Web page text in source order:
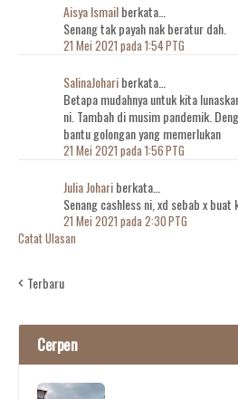
Aisya Ismailberkata…
Senang tak payah nak beratur dah.
21 Mei 2021 pada 1:54 PTG
SalinaJohariberkata…
Betapa mudahnya untuk kita
ni. Tambah di musim pandemik.
bantu golongan yang memerlukan
21 Mei 2021 pada 1:56 PTG
Julia Johariberkata…
Senang cashless ni, xd sebab x buat
21 Mei 2021 pada 2:30 PTG
Catat Ulasan
Terbaru
Cerpen